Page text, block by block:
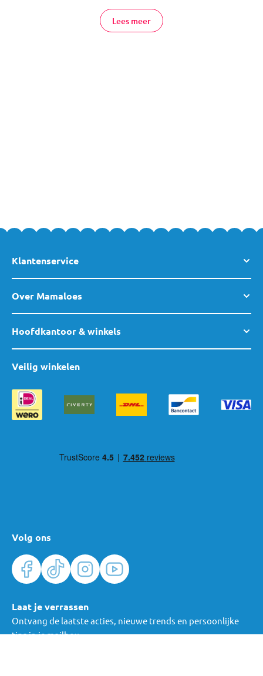
MamaLoes! De MamaLoes wieglakentjes zullen de kamer van je
kindje absoluut opfleuren dankzij de vrolijke kleurtjes en leuke
Lees meer
Klantenservice
Over Mamaloes
Hoofdkantoor & winkels
Volg ons
Veilig winkelen
Laat je verrassen
Ontvang de laatste acties, nieuwe trends en persoonlijke
tips in je mailbox.